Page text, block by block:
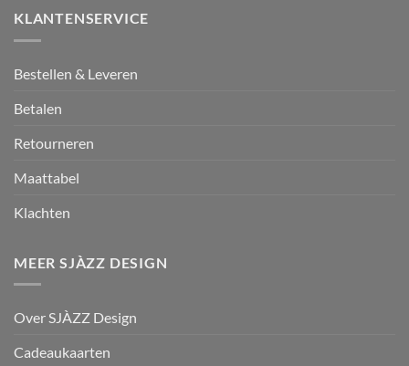
KLANTENSERVICE
Bestellen & Leveren
Betalen
Retourneren
Maattabel
Klachten
MEER SJÀZZ DESIGN
Over SJÀZZ Design
Cadeaukaarten